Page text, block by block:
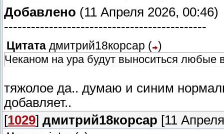
Добавлено (11 Апреля 2026, 00:46)
---------------------------------------------
Цитата дмитрий18корсар ( )
Чеканом на ура будут выноситься любые
тяжолое да.. думаю и синим
добавляет..
[1029] дмитрий18корсар [11